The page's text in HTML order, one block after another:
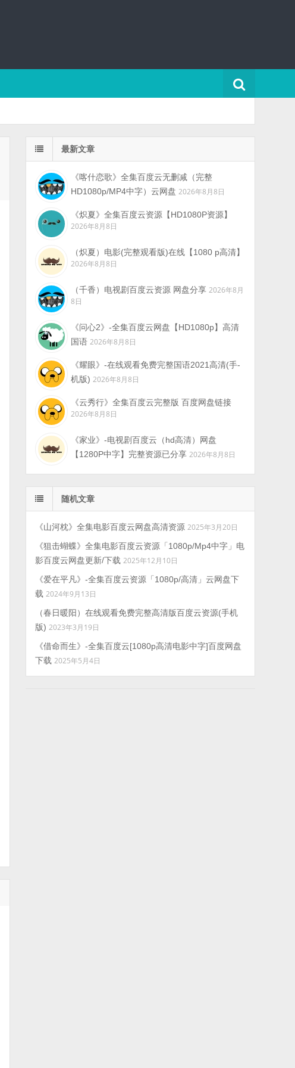
最新文章
《喀什恋歌》全集百度云无删减（完整
HD1080p/MP4中字）云网盘 2026年8月8日
《炽夏》全集百度云资源【HD1080P资源】
2026年8月8日
（炽夏）电影(完整观看版)在线【1080 p高清】
2026年8月8日
（千香）电视剧百度云资源 网盘分享 2026年8月
8日
《问心2》-全集百度云网盘【HD1080p】高清
国语 2026年8月8日
《耀眼》-在线观看免费完整国语2021高清(手-
机版) 2026年8月8日
《云秀行》全集百度云完整版 百度网盘链接
2026年8月8日
《家业》-电视剧百度云（hd高清）网盘
【1280P中字】完整资源已分享 2026年8月8日
随机文章
《山河枕》全集电影百度云网盘高清资源 2025年3月20日
《狙击蝴蝶》全集电影百度云资源「1080p/Mp4中字」电
影百度云网盘更新/下载 2025年12月10日
《爱在平凡》-全集百度云资源「1080p/高清」云网盘下
载 2024年9月13日
（春日暖阳）在线观看免费完整高清版百度云资源(手机
版) 2023年3月19日
《借命而生》-全集百度云[1080p高清电影中字]百度网盘
下载 2025年5月4日